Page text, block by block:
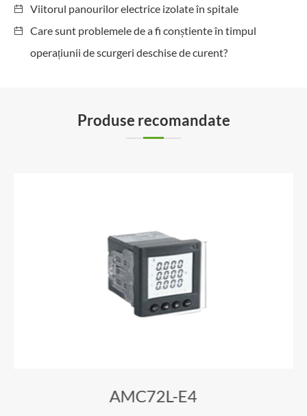
Viitorul panourilor electrice izolate în spitale
Care sunt problemele de a fi conștiente în timpul
operațiunii de scurgeri deschise de curent?
Produse recomandate
AMC72L-E4